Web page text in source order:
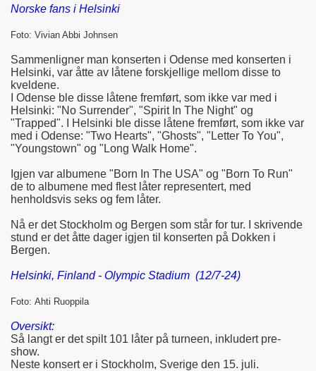
Norske fans i Helsinki
Foto: Vivian Abbi Johnsen
Sammenligner man konserten i Odense med konserten i
Helsinki, var åtte av låtene forskjellige mellom disse to
kveldene.
I Odense ble disse låtene fremført, som ikke var med i
Helsinki: "No Surrender", "Spirit In The Night" og
"Trapped". I Helsinki ble disse låtene fremført, som ikke var
med i Odense: "Two Hearts", "Ghosts", "Letter To You",
"Youngstown" og "Long Walk Home".
Igjen var albumene "Born In The USA" og "Born To Run"
de to albumene med flest låter representert, med
henholdsvis seks og fem låter.
Nå er det Stockholm og Bergen som står for tur. I skrivende
stund er det åtte dager igjen til konserten på Dokken i
Bergen.
Helsinki, Finland - Olympic Stadium (12/7-24)
Foto: Ahti Ruoppila
Oversikt:
Så langt er det spilt 101 låter på turneen, inkludert pre-
show.
Neste konsert er i Stockholm, Sverige den 15. juli.